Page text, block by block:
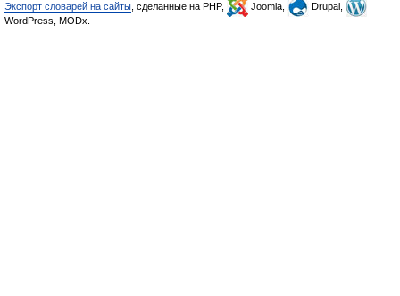
Экспорт словарей на сайты , сделанные на PHP, Joomla,
Drupal,
WordPress, MODx.